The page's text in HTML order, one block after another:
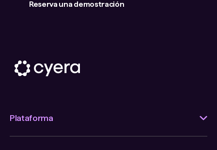
Reserva una demostración
Plataforma